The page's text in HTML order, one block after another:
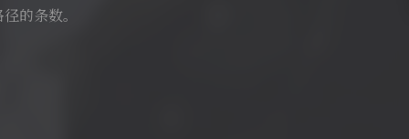
的条数。